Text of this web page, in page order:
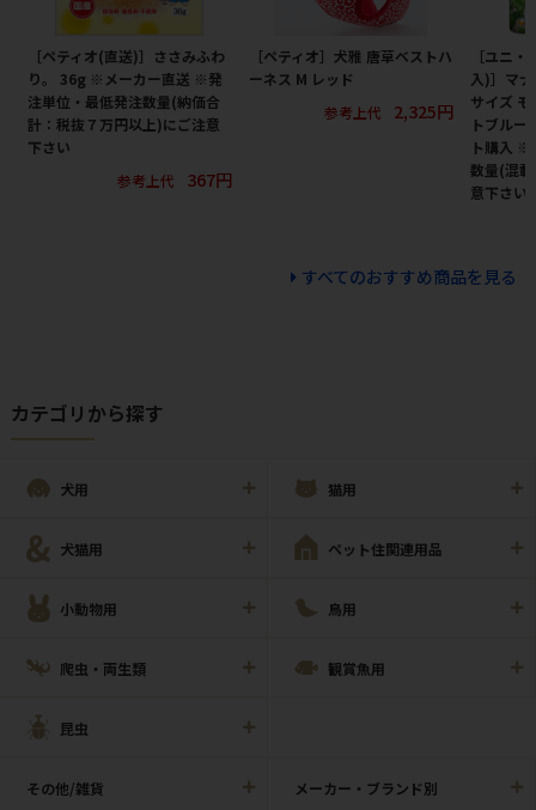
［ペティオ(直送)］ささみふわ
り。 36g ※メーカー直送 ※発
注単位・最低発注数量(納価合
計：税抜７万円以上)にご注意
下さい
参考上代
367円
［ペティオ］犬雅 唐草ベストハ
ーネス M レッド
参考上代
2,325円
［ユニ
入)］マ
サイズ
トブル
ト購入 ※
数量(混
意下さい
すべてのおすすめ商品を見る
カテゴリから探す
犬用 猫用
犬猫用 ペット住関連用品
小動物用 鳥用
爬虫・両生類 観賞魚用
昆虫
その他/雑貨 メーカー・ブランド別